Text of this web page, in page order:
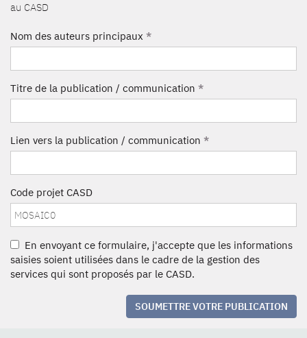
au CASD
Nom des auteurs principaux *
Titre de la publication / communication *
Lien vers la publication / communication *
Code projet CASD
En envoyant ce formulaire, j'accepte que les informations
saisies soient utilisées dans le cadre de la gestion des
services qui sont proposés par le CASD.
SOUMETTRE VOTRE PUBLICATION